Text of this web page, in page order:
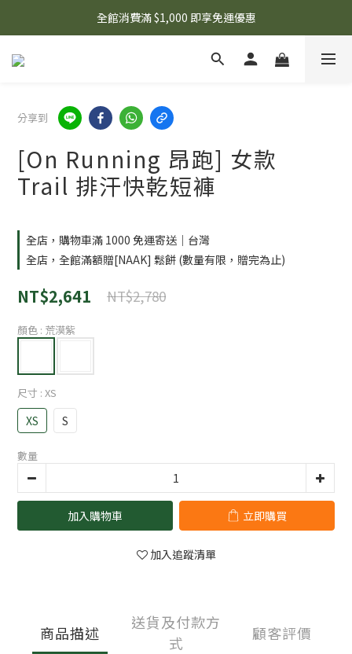
🌟 想知道現在有什麼優惠嗎？ 點擊查看最新優惠！
全館消費滿 $1,000 即享免運優惠
🌟 想知道現在有什麼優惠嗎？ 點擊查看最新優惠！
分享到
[On Running 昂跑] 女款
Trail 排汗快乾短褲
全店，購物車滿 1000 免運寄送｜台灣
全店，全館滿額贈[NAAK] 鬆餅 (數量有限，贈完為止)
NT$2,641 NT$2,780
顏色 : 荒漠紫
尺寸 : XS
XS S
數量
加入購物車 立即購買
加入追蹤清單
商品描述
送貨及付款方
式
顧客評價